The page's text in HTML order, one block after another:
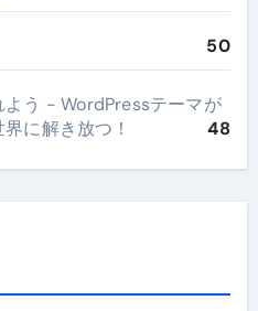
50
う - WordPressテーマが
界に解き放つ！
48